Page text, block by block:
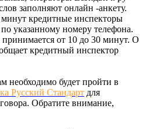
заполняют онлайн -анкету.
кредитные инспекторы
указанному номеру телефона.
от 10 до 30 минут. О
кредитный инспектор
необходимо будет пройти в
Русский Стандарт для
Обратите внимание,